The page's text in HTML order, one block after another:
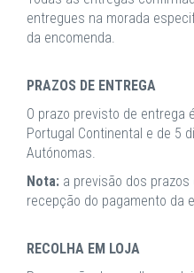
entregues na morada
da encomenda.
PRAZOS DE ENTREGA
O prazo previsto de entrega
Portugal Continental e de 5
Autónomas.
Nota: a previsão dos
recepção do pagamento da
RECOLHA EM LOJA